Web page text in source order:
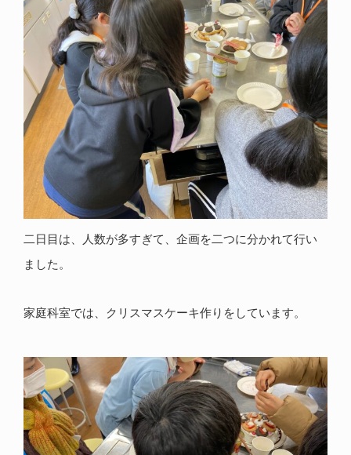
二日目は、人数が多すぎて、企画を二つに分かれて行い
ました。
家庭科室では、クリスマスケーキ作りをしています。